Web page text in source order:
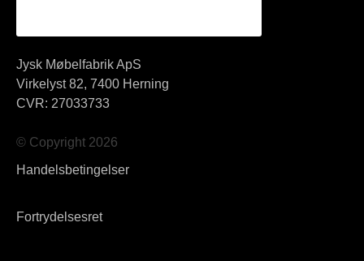
Jysk Møbelfabrik ApS
Virkelyst 82, 7400 Herning
CVR: 27033733
© Copyright 2026
Handelsbetingelser
Fortrydelsesret